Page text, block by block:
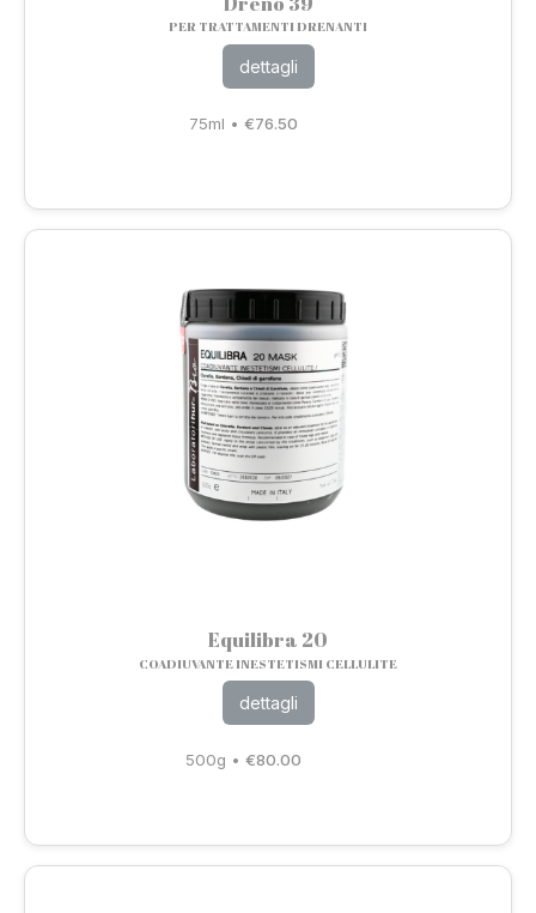
PER TRATTAMENTI DRENANTI
dettagli
75ml •€76.50
Equilibra 20
COADIUVANTE INESTETISMI CELLULITE
dettagli
500g •€80.00